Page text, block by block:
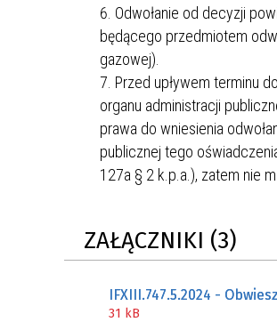
Odwołanie od decyzji
będącego przedmiotem
gazowej).
Przed upływem terminu
organu administracji
prawa do wniesienia
publicznej tego
127a § 2 k.p.a.), zatem nie
ZAŁĄCZNIKI (3)
IFXIII.747.5.2024 -
31 kB